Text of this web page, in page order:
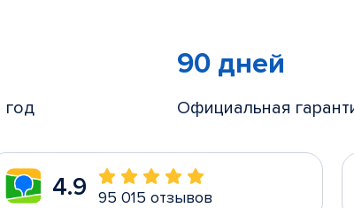
год
90 дней
Официальная
4.9 95 015 отзывов